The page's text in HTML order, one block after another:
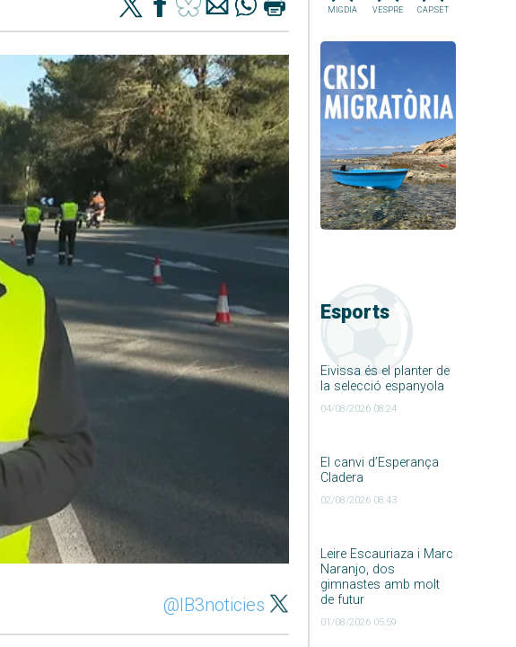
MIGDIA VESPRE CAP.SET
Esports
Eivissa és el planter de
la selecció espanyola
04/08/2026 08:24
El canvi d’Esperança
Cladera
02/08/2026 08:43
Leire Escauriaza i Marc
Naranjo, dos
gimnastes amb molt
de futur
01/08/2026 05:59
@IB3noticies